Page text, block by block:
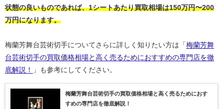
状態の良いものであれば、1シートあたり買取相場は150万円〜200
万円になります。
梅蘭芳舞台芸術切手についてさらに詳しく知りたい方は「 梅蘭芳舞
台芸術切手の買取価格相場と高く売るためにおすすめの専門店を徹
底解説！
」も参考にしてください。
梅蘭芳舞台芸術切手の買取価格相場と高く売るためにおす
すめの専門店を徹底解説！